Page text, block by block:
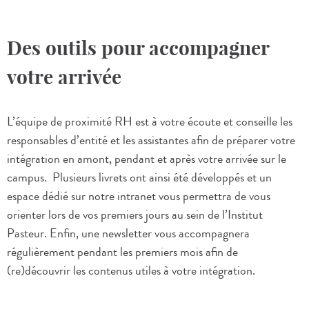
Des outils pour accompagner
votre arrivée
L’équipe de proximité RH est à votre écoute et conseille les
responsables d’entité et les assistantes afin de préparer votre
intégration en amont, pendant et après votre arrivée sur le
campus. Plusieurs livrets ont ainsi été développés et un
espace dédié sur notre intranet vous permettra de vous
orienter lors de vos premiers jours au sein de l’Institut
Pasteur. Enfin, une newsletter vous accompagnera
régulièrement pendant les premiers mois afin de
(re)découvrir les contenus utiles à votre intégration.